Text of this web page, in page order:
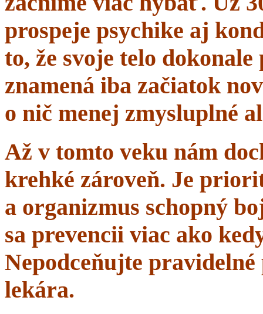
prospeje psychike aj
to, že svoje telo dokonale
znamená iba začiatok
o nič menej zmysluplné
Až v tomto veku nám
krehké zároveň. Je
a organizmus schopný
sa prevencii viac ako
Nepodceňujte
lekára.